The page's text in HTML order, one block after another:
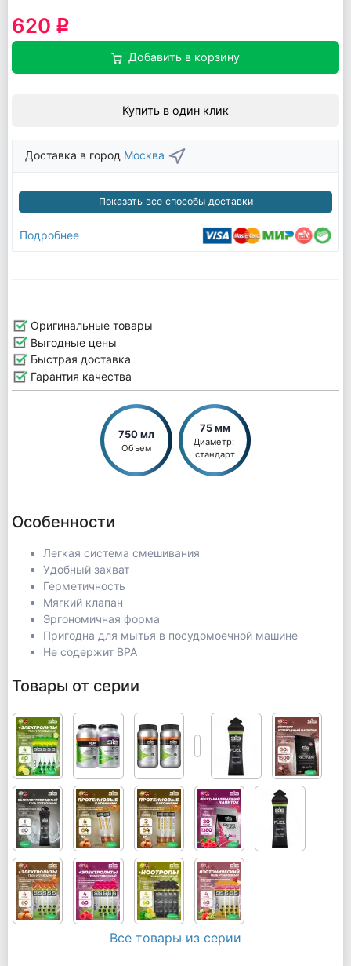
620 q
Добавить в корзину
Купить в один клик
Доставка в город Москва
Показать все способы доставки
Подробнее
Оригинальные товары
Выгодные цены
Быстрая доставка
Гарантия качества
750 мл
Объем
75 мм
Диаметр:
стандарт
Особенности
Легкая система смешивания
Удобный захват
Герметичность
Мягкий клапан
Эргономичная форма
Пригодна для мытья в посудомоечной машине
Не содержит BPA
Товары от серии
Все товары из серии